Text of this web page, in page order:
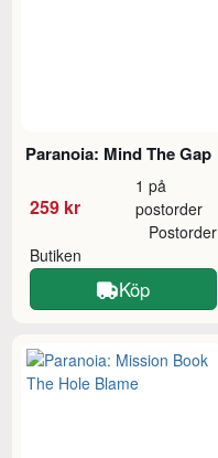
Paranoia: Mind The Gap
259 kr
1 på
postorder
Butiken
Postorder
Köp